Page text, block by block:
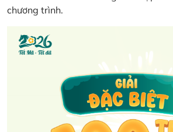
chương trình.